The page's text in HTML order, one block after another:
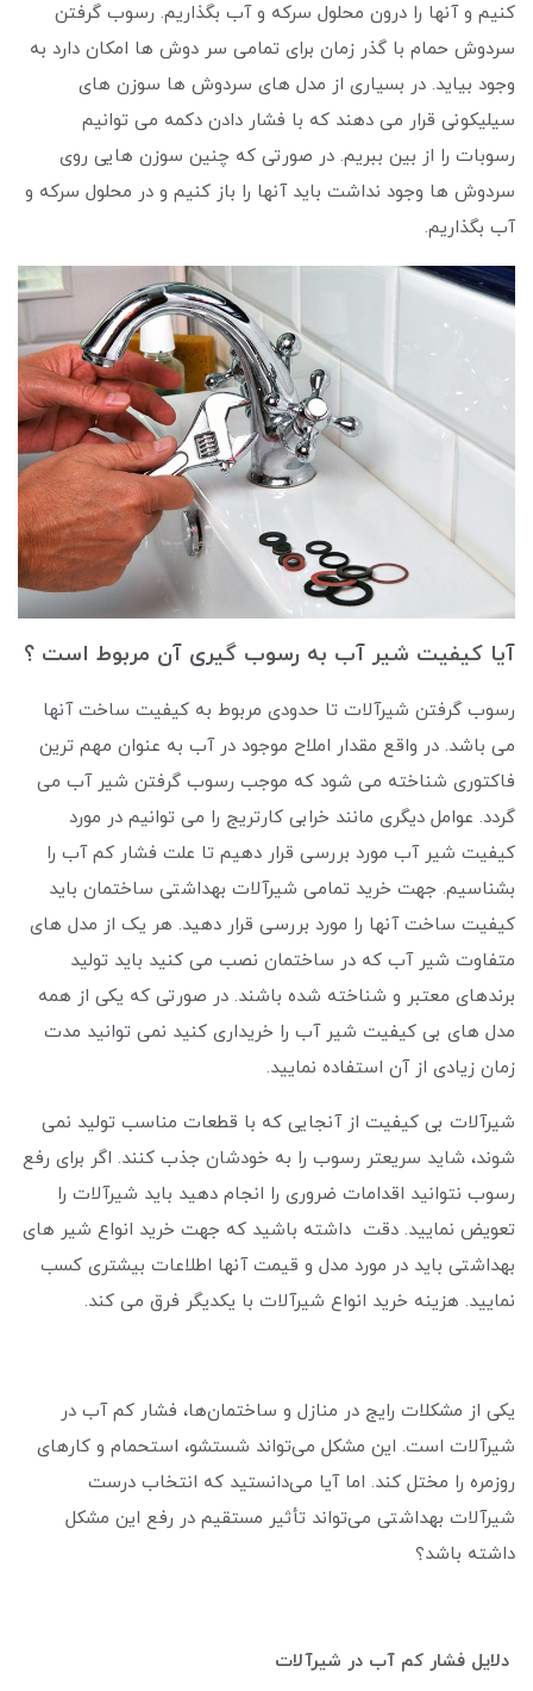
کنیم و آنها را درون محلول سرکه و آب بگذاریم. رسوب گرفتن
سردوش حمام با گذر زمان برای تمامی سر دوش ها امکان دارد به
وجود بیاید. در بسیاری از مدل های سردوش ها سوزن های
سیلیکونی قرار می دهند که با فشار دادن دکمه می توانیم
رسوبات را از بین ببریم. در صورتی که چنین سوزن هایی روی
سردوش ها وجود نداشت باید آنها را باز کنیم و در محلول سرکه و
آب بگذاریم.
آیا کیفیت شیر آب به رسوب گیری آن مربوط است ؟
رسوب گرفتن شیرآلات تا حدودی مربوط به کیفیت ساخت آنها
می باشد. در واقع مقدار املاح موجود در آب به عنوان مهم ‌ترین
فاکتوری شناخته می ‌شود که موجب رسوب گرفتن شیر آب می
گردد. عوامل دیگری مانند خرابی کارتریج را می توانیم در مورد
کیفیت شیر آب مورد بررسی قرار دهیم تا علت فشار کم آب را
بشناسیم. جهت خرید تمامی شیرآلات بهداشتی ساختمان باید
کیفیت ساخت آنها را مورد بررسی قرار دهید. هر یک از مدل های
متفاوت شیر آب که در ساختمان نصب می کنید باید تولید
برندهای معتبر و شناخته شده باشند. در صورتی که یکی از همه
مدل های بی کیفیت شیر آب را خریداری کنید نمی توانید مدت
زمان زیادی از آن استفاده نمایید.
شیرآلات بی کیفیت از آنجایی که با قطعات مناسب تولید نمی
شوند، شاید سریعتر رسوب را به خودشان جذب کنند. اگر برای رفع
رسوب نتوانید اقدامات ضروری را انجام دهید باید شیرآلات را
تعویض نمایید. دقت داشته باشید که جهت خرید انواع شیر های
بهداشتی باید در مورد مدل و قیمت آنها اطلاعات بیشتری کسب
نمایید. هزینه خرید انواع شیرآلات با یکدیگر فرق می کند.
یکی از مشکلات رایج در منازل و ساختمان‌ها، فشار کم آب در
شیرآلات است. این مشکل می‌تواند شستشو، استحمام و کارهای
روزمره را مختل کند. اما آیا می‌دانستید که انتخاب درست
شیرآلات بهداشتی می‌تواند تأثیر مستقیم در رفع این مشکل
داشته باشد؟
دلایل فشار کم آب در شیرآلات